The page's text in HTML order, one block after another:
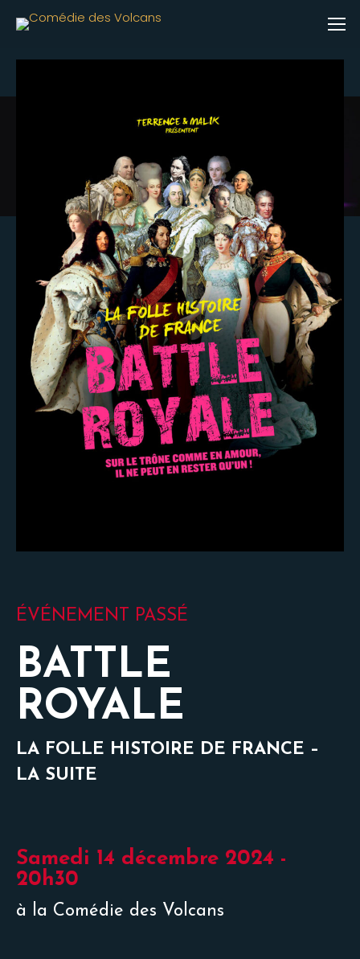
ÉVÉNEMENT PASSÉ
BATTLE
ROYALE
LA FOLLE HISTOIRE DE FRANCE –
LA SUITE
Samedi 14 décembre 2024 -
20h30
à la Comédie des Volcans